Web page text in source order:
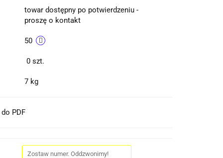
towar dostępny po potwierdzeniu -
proszę o kontakt
50
0 szt.
7 kg
PDF